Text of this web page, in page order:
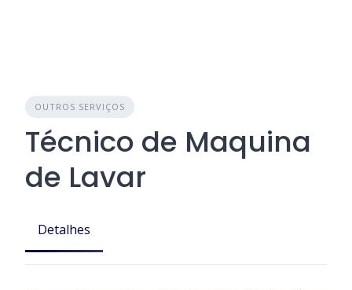
OUTROS SERVIÇOS
Técnico de Maquina
de Lavar
Detalhes